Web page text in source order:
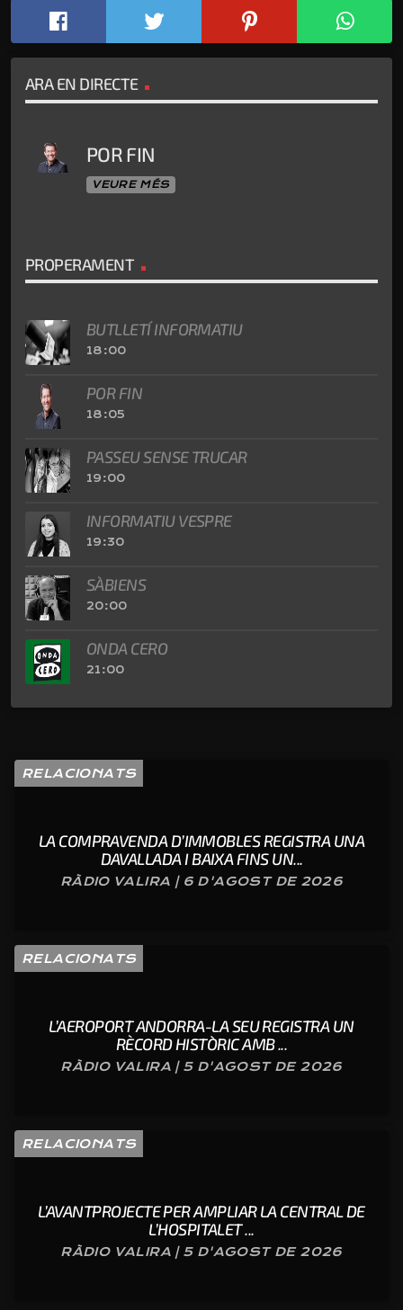
ARA EN DIRECTE
POR FIN
VEURE MÉS
PROPERAMENT
BUTLLETÍ INFORMATIU
18:00
POR FIN
18:05
PASSEU SENSE TRUCAR
19:00
INFORMATIU VESPRE
19:30
SÀBIENS
20:00
ONDA CERO
21:00
RELACIONATS
LA COMPRAVENDA D’IMMOBLES REGISTRA UNA
DAVALLADA I BAIXA FINS UN...
RÀDIO VALIRA | 6 D'AGOST DE 2026
RELACIONATS
L’AEROPORT ANDORRA-LA SEU REGISTRA UN
RÈCORD HISTÒRIC AMB ...
RÀDIO VALIRA | 5 D'AGOST DE 2026
RELACIONATS
L’AVANTPROJECTE PER AMPLIAR LA CENTRAL DE
L’HOSPITALET ...
RÀDIO VALIRA | 5 D'AGOST DE 2026